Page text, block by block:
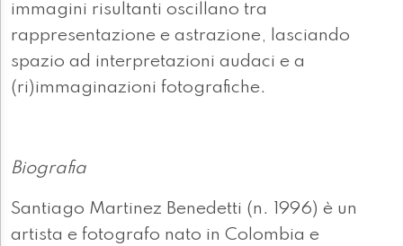
immagini risultanti oscillano tra
rappresentazione e astrazione, lasciando
spazio ad interpretazioni audaci e a
(ri)immaginazioni fotografiche.
Biografia
Santiago Martinez Benedetti (n. 1996) è un
artista e fotografo nato in Colombia e